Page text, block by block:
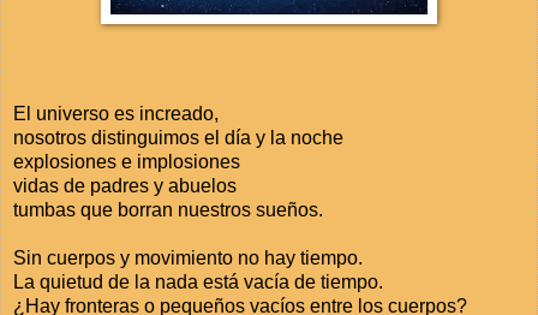
El universo es increado,
nosotros distinguimos el día y la noche
explosiones e implosiones
vidas de padres y abuelos
tumbas que borran nuestros sueños.
Sin cuerpos y movimiento no hay tiempo.
La quietud de la nada está vacía de tiempo.
¿Hay fronteras o pequeños vacíos entre los cuerpos?